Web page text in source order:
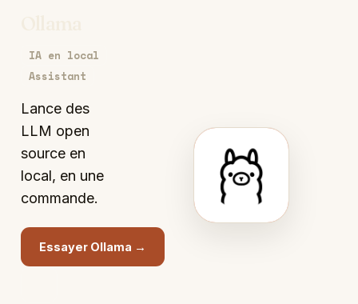
IA en local
Assistant
Lance des
LLM open
source en
local, en une
commande.
Essayer Ollama →
O